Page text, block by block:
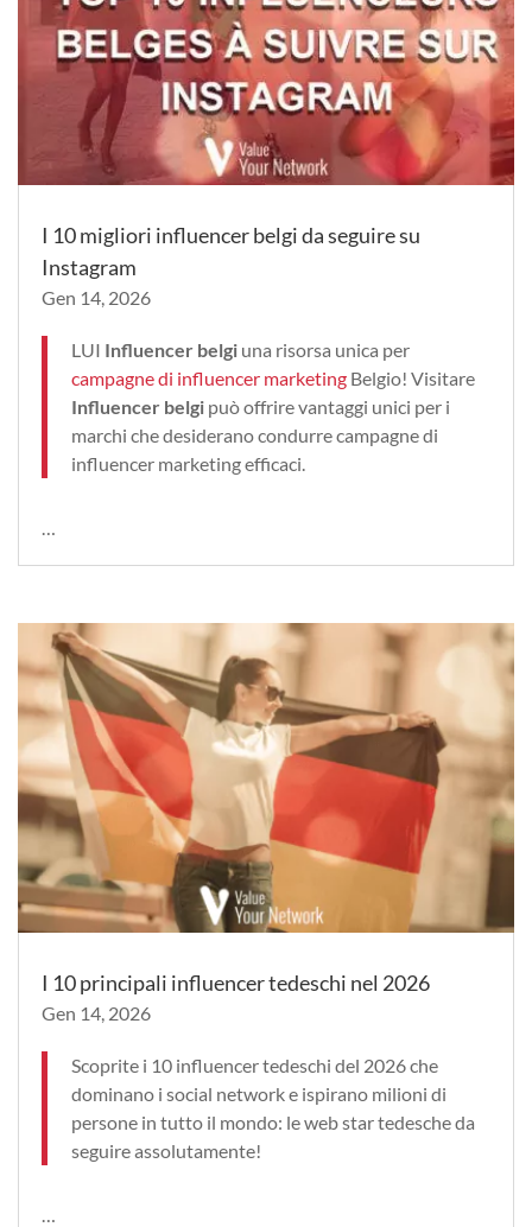
I 10 migliori influencer belgi da seguire su
Instagram
Gen 14, 2026
LUI Influencer belgi una risorsa unica per
campagne di influencer marketing Belgio! Visitare
Influencer belgi può offrire vantaggi unici per i
marchi che desiderano condurre campagne di
influencer marketing efficaci.
I 10 principali influencer tedeschi nel 2026
Gen 14, 2026
Scoprite i 10 influencer tedeschi del 2026 che
dominano i social network e ispirano milioni di
persone in tutto il mondo: le web star tedesche da
seguire assolutamente!
…